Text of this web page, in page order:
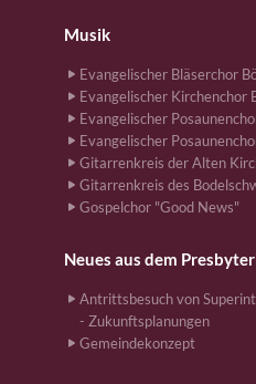
Musik
Evangelischer Bläserchor
Evangelischer Kirchenchor
Evangelischer
Evangelischer
Gitarrenkreis der Alten
Gitarrenkreis des
Gospelchor "Good News"
Neues aus dem
Antrittsbesuch von
- Zukunftsplanungen
Gemeindekonzept